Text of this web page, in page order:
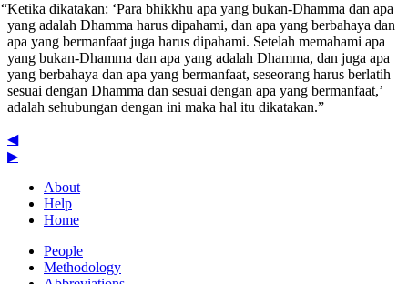
“Ketika dikatakan: ‘Para bhikkhu apa yang bukan-Dhamma dan apa
yang adalah Dhamma harus dipahami, dan apa yang berbahaya dan
apa yang bermanfaat juga harus dipahami. Setelah memahami apa
yang bukan-Dhamma dan apa yang adalah Dhamma, dan juga apa
yang berbahaya dan apa yang bermanfaat, seseorang harus berlatih
sesuai dengan Dhamma dan sesuai dengan apa yang bermanfaat,’
adalah sehubungan dengan ini maka hal itu dikatakan.”
◀
▶
About
Help
Home
People
Methodology